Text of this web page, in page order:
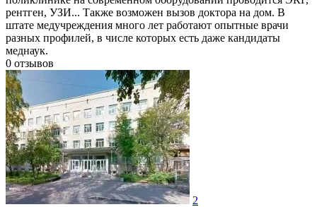
рентген, УЗИ... Также возможен вызов доктора на дом. В
штате медучреждения много лет работают опытные врачи
разных профилей, в числе которых есть даже кандидаты
меднаук.
0 отзывов
2